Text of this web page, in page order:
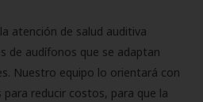
atención de salud auditiva
de audífonos que se adaptan
Nuestro equipo lo orientará con
reducir costos, para que la